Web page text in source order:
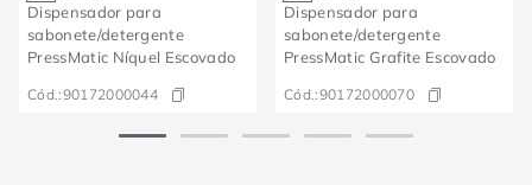
Dispensador para
sabonete/detergente
PressMatic Níquel Escovado
Cód.:90172000044
Dispensador para
sabonete/detergente
PressMatic Grafite Escovado
Cód.:90172000070